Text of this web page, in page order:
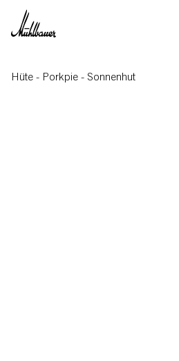
Direkt zum Inhalt
Hüte - Porkpie - Sonnenhut